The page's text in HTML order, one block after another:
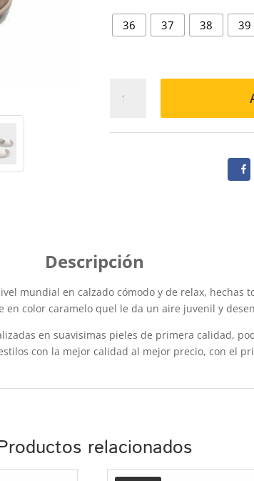
36 37 38 39
cantidad
mundial en calzado cómodo y de relax, hechas
en color caramelo quel le da un aire juvenil y
en suavisimas pieles de primera calidad,
con la mejor calidad al mejor precio, con el
relacionados